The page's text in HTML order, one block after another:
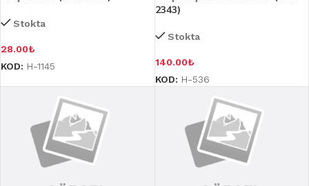
Stokta
28.00₺
KOD: H-1145
2343)
Stokta
140.00₺
KOD: H-536